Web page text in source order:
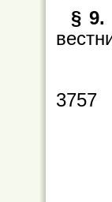
§ 9.
3757